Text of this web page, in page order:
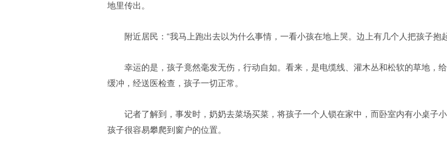
地里传出。
附近居民：“我马上跑出去以为什么事情，一看小孩在地上哭。边上有几个人把孩子抱
幸运的是，孩子竟然毫发无伤，行动自如。看来，是电缆线、灌木丛和松软的草地，
缓冲，经送医检查，孩子一切正常。
记者了解到，事发时，奶奶去菜场买菜，将孩子一个人锁在家中，而卧室内有小桌子小
孩子很容易攀爬到窗户的位置。